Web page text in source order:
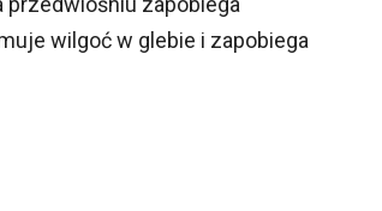
wilgoć w glebie i zapobiega